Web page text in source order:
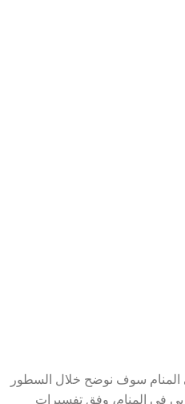
المنام سوف نوضح خلال السطور
في المنام، وفق تفسيرات